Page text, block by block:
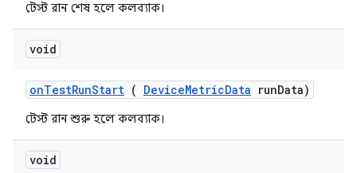
টেস্ট রান শেষ হলে কলব্যাক।
void
onTestRunStart ( DeviceMetricData runData)
টেস্ট রান শুরু হলে কলব্যাক।
void